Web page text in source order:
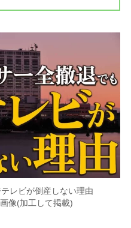
レビが倒産しない理由
像(加工して掲載)